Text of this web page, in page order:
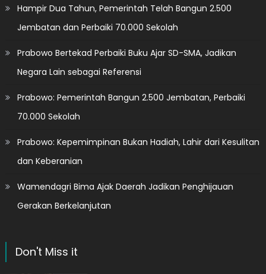
Hampir Dua Tahun, Pemerintah Telah Bangun 2.500
Jembatan dan Perbaiki 70.000 Sekolah
Prabowo Bertekad Perbaiki Buku Ajar SD-SMA, Jadikan
Negara Lain sebagai Referensi
Prabowo: Pemerintah Bangun 2.500 Jembatan, Perbaiki
70.000 Sekolah
Prabowo: Kepemimpinan Bukan Hadiah, Lahir dari Kesulitan
dan Keberanian
Wamendagri Bima Ajak Daerah Jadikan Penghijauan
Gerakan Berkelanjutan
Don't Miss it